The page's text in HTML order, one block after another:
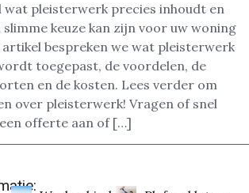
wat pleisterwerk precies inhoudt en
keuze kan zijn voor uw woning
bespreken we wat pleisterwerk
toegepast, de voordelen, de
en de kosten. Lees verder om
over pleisterwerk! Vragen of snel
offerte aan of […]